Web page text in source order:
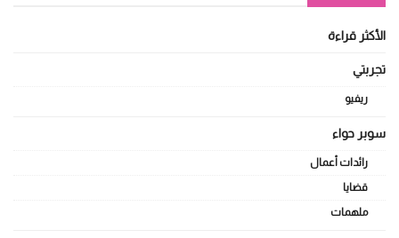
الأكثر قراءة
تجربتي
ريفيو
سوبر حواء
رائدات أعمال
قضايا
ملهمات